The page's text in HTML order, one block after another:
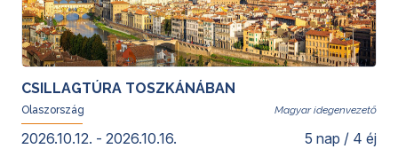
CSILLAGTÚRA TOSZKÁNÁBAN
Olaszország Magyar idegenvezető
2026.10.12. - 2026.10.16. 5 nap / 4 éj